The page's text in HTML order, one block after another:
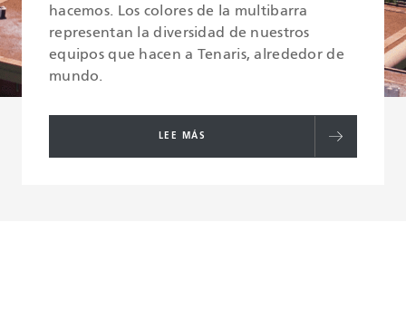
hacemos. Los colores de la multibarra
representan la diversidad de nuestros
equipos que hacen a Tenaris, alrededor de
mundo.
LEE MÁS